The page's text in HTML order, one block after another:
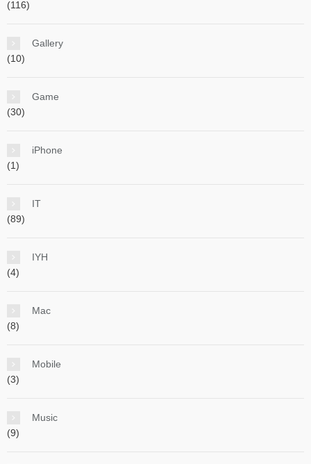
(116)
Gallery
(10)
Game
(30)
iPhone
(1)
IT
(89)
IYH
(4)
Mac
(8)
Mobile
(3)
Music
(9)